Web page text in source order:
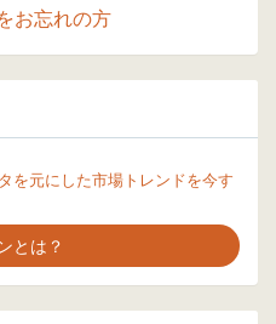
お忘れの方
を元にした市場トレンドを今す
とは？